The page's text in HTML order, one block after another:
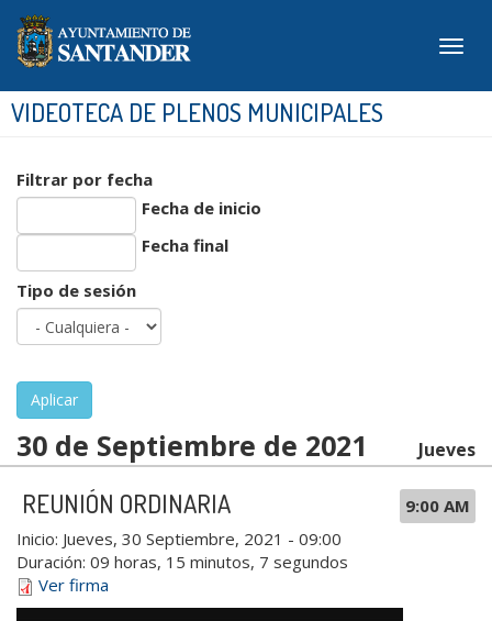
Pasar
contenido
VIDEOTECA DE PLENOS MUNICIPALES
Filtrar por fecha
Fecha de inicio
Fecha
Fecha final
Fecha
Tipo de sesión
Aplicar
30 de Septiembre de 2021 Jueves
9:00 AM
REUNIÓN ORDINARIA
Inicio: Jueves, 30 Septiembre, 2021 - 09:00
Duración: 09 horas, 15 minutos, 7 segundos
Ver firma